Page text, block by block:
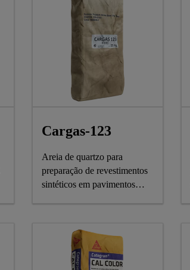
Cargas-123
Areia de quartzo para
preparação de revestimentos
sintéticos em pavimentos